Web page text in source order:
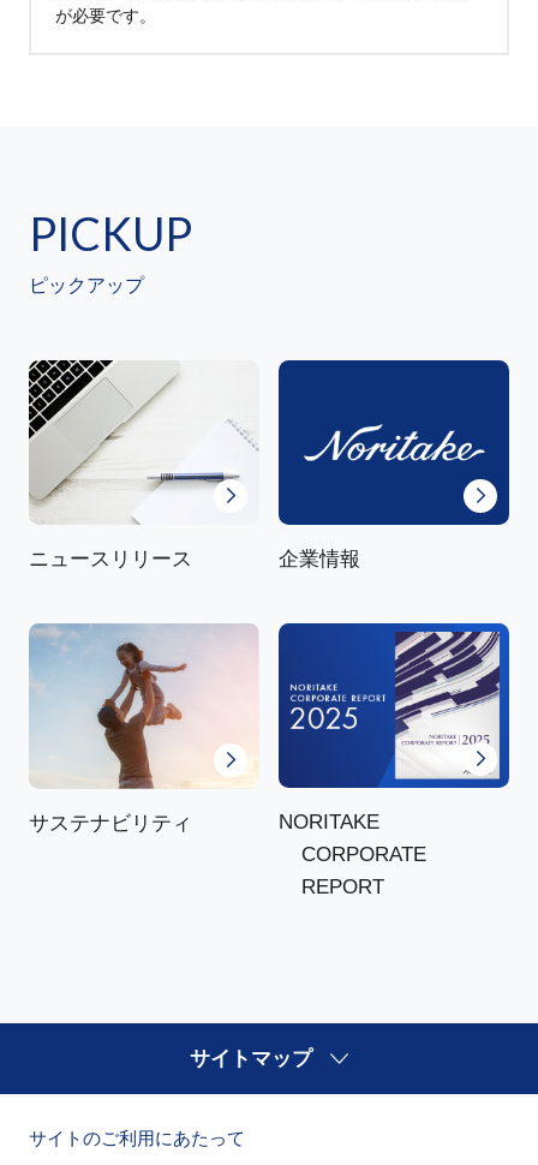
が必要です。
PICKUP
ピックアップ
ニュースリリース 企業情報
サステナビリティ
NORITAKE
CORPORATE
REPORT
サイトマップ
サイトのご利用にあたって